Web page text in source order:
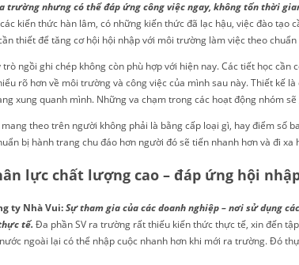
nhưng có thể đáp ứng công việc ngay, không tốn thời
kiến thức hàn lâm, có những kiến thức đã lạc hậu, việc đào
thiết để tăng cơ hội hội nhập với môi trường làm việc theo chuẩn
ngồi ghi chép không còn phù hợp với hiện nay. Các tiết học
rõ hơn về môi trường và công việc của mình sau này. Thiết kế
xung quanh mình. Những va chạm trong các hoạt động nhóm
theo trên người không phải là bằng cấp loại gì, hay điểm
bị hành trang chu đáo hơn người đó sẽ tiến nhanh hơn và đi xa
lực chất lượng cao – đáp ứng hội
ty Nhà Vui:Sự tham gia của các doanh nghiệp – nơi sử dụng
tế. Đa phần SV ra trường rất thiếu kiến thức thực tế, xin đến
ngoài lại có thể nhập cuộc nhanh hơn khi mới ra trường. Đó